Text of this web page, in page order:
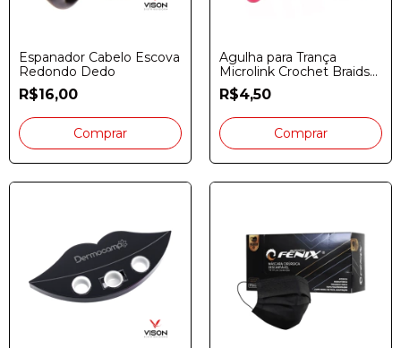
Espanador Cabelo Escova
Redondo Dedo
R$16,00
Agulha para Trança
Microlink Crochet Braids
Trava Gancho
R$4,50